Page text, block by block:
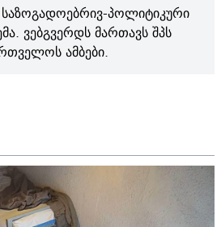
პოლიტიკური
ვებგვერდს მართავს შპს
ამბები.